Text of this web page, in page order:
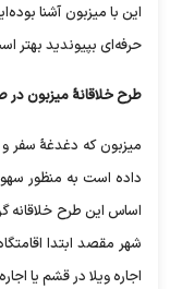
این با میزبون آشنا
حرفه‌ای بپیوندید بهتر
طرح خلاقانۀ میزبون
میزبون که دغدغۀ سفر و
داده است به منظور
اساس این طرح خلاقانه
شهر مقصد ابتدا
اجاره ویلا در قشم یا